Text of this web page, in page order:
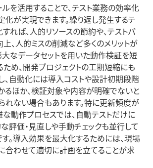
を活用することで、テスト業務の効率化
が実現できます。繰り返し発生するテ
れば、人的リソースの節約や、テストパ
、人的ミスの削減など多くのメリットが
大なデータセットを用いた動作検証を短
め、開発プロジェクトの工期短縮にも
、自動化には導入コストや設計初期段階
るほか、検証対象や内容が明確でないと
れない場合もあります。特に更新頻度が
動作プロセスでは、自動テストだけに
評価・見直しや手動チェックも並行して
。導入効果を最大化するためには、現場
合わせて適切に計画を立てることが求